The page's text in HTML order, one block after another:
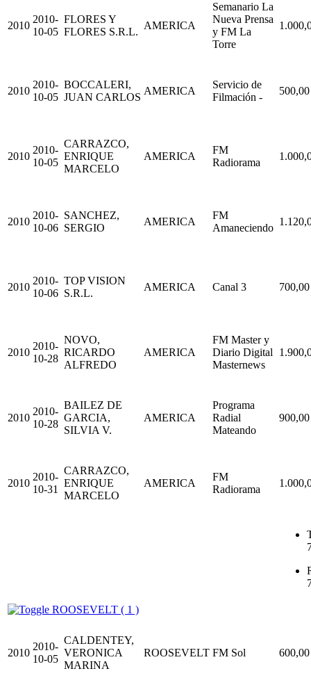
2010
2010-
10-05
FLORES Y
FLORES S.R.L.
AMERICA
Semanario La
Nueva Prensa
y FM La
Torre
2010
2010-
10-05
BOCCALERI,
JUAN CARLOS
AMERICA
Servicio de
Filmación -
500,00
2010
2010-
10-05
CARRAZCO,
ENRIQUE
MARCELO
AMERICA
FM
Radiorama
2010
2010-
10-06
SANCHEZ,
SERGIO
AMERICA
FM
Amaneciendo
2010
2010-
10-06
TOP VISION
S.R.L.
AMERICA Canal 3 700,00
2010
2010-
10-28
NOVO,
RICARDO
ALFREDO
AMERICA
FM Master y
Diario Digital
Masternews
2010
2010-
10-28
BAILEZ DE
GARCIA,
SILVIA V.
AMERICA
Programa
Radial
Mateando
900,00
2010
2010-
10-31
CARRAZCO,
ENRIQUE
MARCELO
AMERICA
FM
Radiorama
ROOSEVELT ( 1 )
2010
2010-
10-05
CALDENTEY,
VERONICA
MARINA
ROOSEVELT FM Sol 600,00